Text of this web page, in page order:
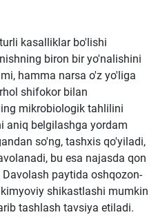
kasalliklar bo'lishi
biron bir yo'nalishini
hamma narsa o'z yo'liga
shifokor bilan
mikrobiologik tahlilini
aniq belgilashga yordam
so'ng, tashxis qo'yiladi,
bu esa najasda qon
paytida oshqozon-
shikastlashi mumkin
tashlash tavsiya etiladi.